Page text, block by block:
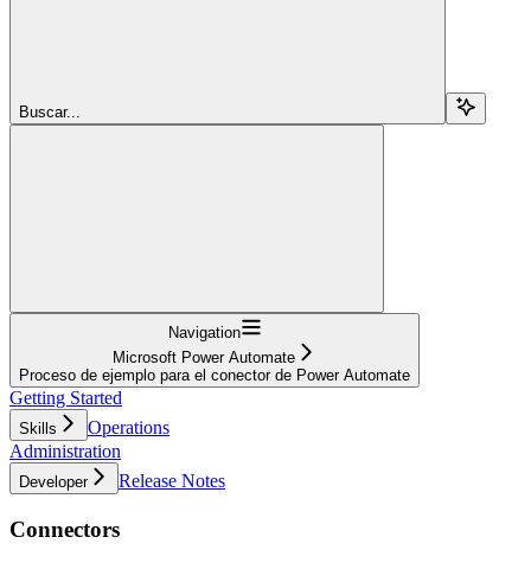
Buscar...
Navigation
Microsoft Power Automate
Proceso de ejemplo para el conector de Power Automate
Getting Started
Skills
Operations
Administration
Developer Release Notes
Connectors